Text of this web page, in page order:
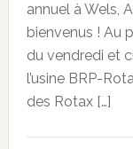
annuel à Wels,
bienvenus ! Au
du vendredi et
l’usine BRP-
des Rotax […]